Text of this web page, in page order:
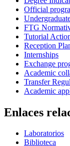
Official
FTG
Tutorial
Reception
Internships
Exchange
Academic
Transfer
Academic
Enlaces
Laboratorios
Biblioteca